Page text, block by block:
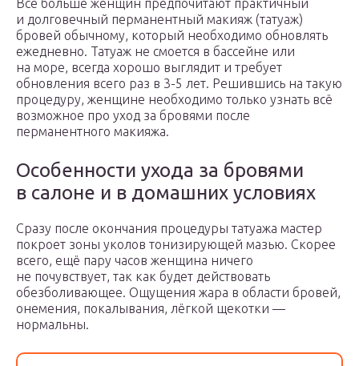
Всё больше женщин предпочитают практичный
и долговечный перманентный макияж (татуаж)
бровей обычному, который необходимо обновлять
ежедневно. Татуаж не смоется в бассейне или
на море, всегда хорошо выглядит и требует
обновления всего раз в 3-5 лет. Решившись на такую
процедуру, женщине необходимо только узнать всё
возможное про уход за бровями после
перманентного макияжа.
Особенности ухода за бровями
в салоне и в домашних условиях
Сразу после окончания процедуры татуажа мастер
покроет зоны уколов тонизирующей мазью. Скорее
всего, ещё пару часов женщина ничего
не почувствует, так как будет действовать
обезболивающее. Ощущения жара в области бровей,
онемения, покалывания, лёгкой щекотки —
нормальны.